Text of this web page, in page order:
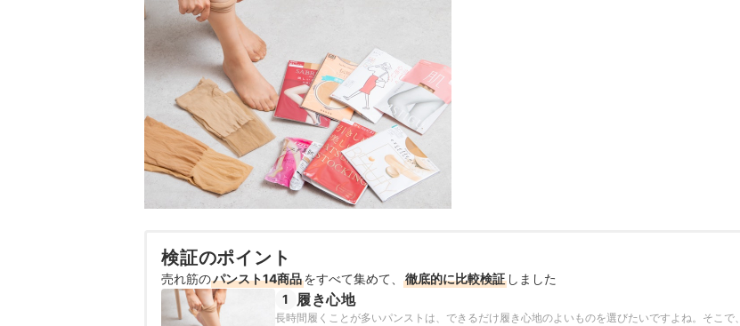
検証のポイント
売れ筋のパンスト14商品をすべて集めて、 徹底的に比較検証 しました
1
履き心地
長時間履くことが多いパンストは、できるだけ履き心地のよいものを選びたいですよね。そこで、